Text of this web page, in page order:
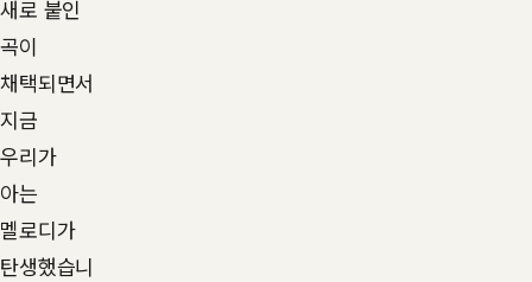
새로 붙인
곡이
채택되면서
지금
우리가
아는
멜로디가
탄생했습니